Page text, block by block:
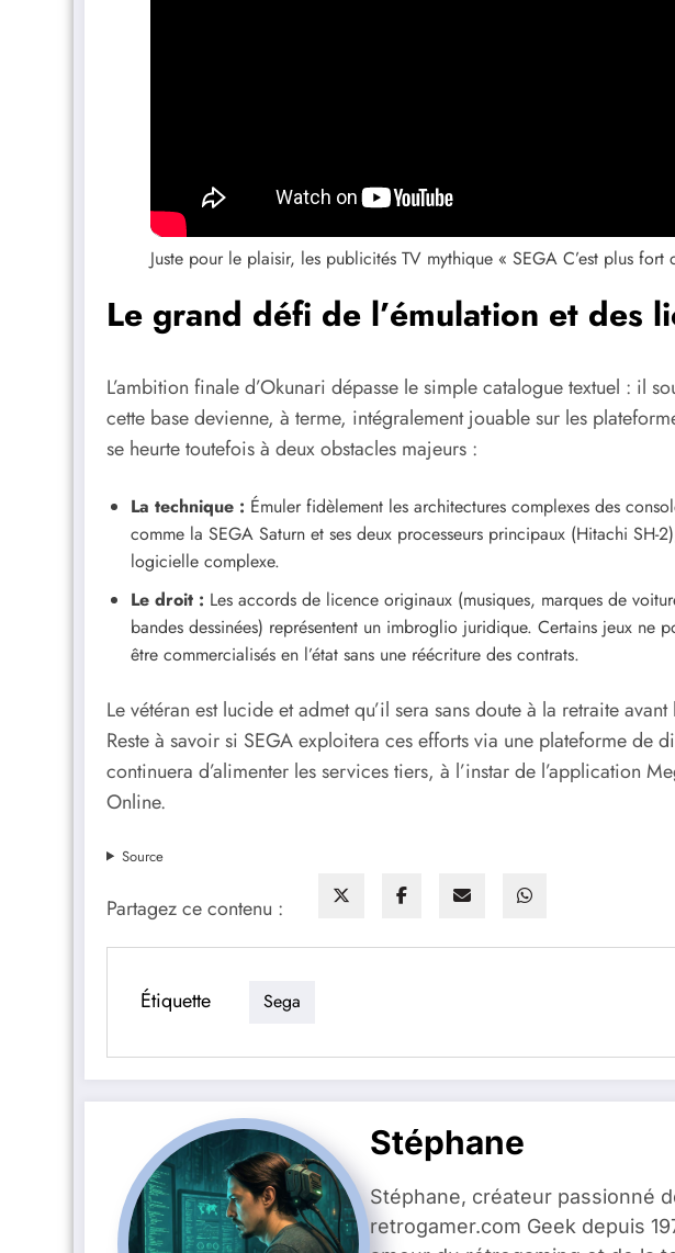
Juste pour le plaisir, les publicités TV mythique « SEGA C’est plus fort
Le grand défi de l’émulation et des
L’ambition finale d’Okunari dépasse le simple catalogue textuel : il
cette base devienne, à terme, intégralement jouable sur les
se heurte toutefois à deux obstacles majeurs :
La technique : Émuler fidèlement les architectures complexes des
comme la SEGA Saturn et ses deux processeurs principaux (Hitachi SH-
logicielle complexe.
Le droit : Les accords de licence originaux (musiques, marques de
bandes dessinées) représentent un imbroglio juridique. Certains jeux ne
être commercialisés en l’état sans une réécriture des contrats.
Le vétéran est lucide et admet qu’il sera sans doute à la retraite
Reste à savoir si SEGA exploitera ces efforts via une plateforme de
continuera d’alimenter les services tiers, à l’instar de l’application
Online.
Source
Partagez ce contenu :
Étiquette Sega
Stéphane
Stéphane, créateur passionné
retrogamer.com Geek depuis